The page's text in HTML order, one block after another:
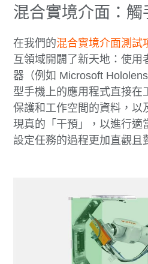
混合實境介面：觸
在我們的混合實境介面測試
互領域開闢了新天地：使用
器（例如 Microsoft
型手機上的應用程式直接在
保護和工作空間的資料，以
現真的「干預」，以進行適
設定任務的過程更加直觀且